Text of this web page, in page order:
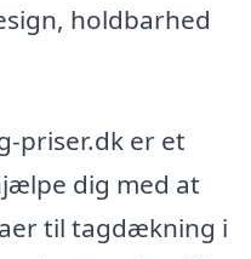
holdbarhed
priser.dk er et
dig med at
til tagdækning i